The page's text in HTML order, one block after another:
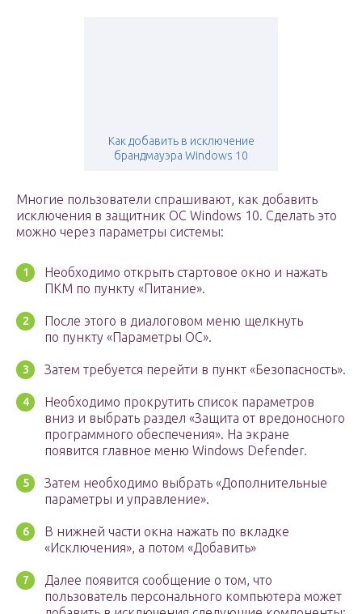
Как добавить в исключение
брандмауэра Windows 10
Многие пользователи спрашивают, как добавить
исключения в защитник ОС Windows 10. Сделать это
можно через параметры системы:
Необходимо открыть стартовое окно и нажать
ПКМ по пункту «Питание».
После этого в диалоговом меню щелкнуть
по пункту «Параметры ОС».
Затем требуется перейти в пункт «Безопасность».
Необходимо прокрутить список параметров
вниз и выбрать раздел «Защита от вредоносного
программного обеспечения». На экране
появится главное меню Windows Defender.
Затем необходимо выбрать «Дополнительные
параметры и управление».
В нижней части окна нажать по вкладке
«Исключения», а потом «Добавить»
Далее появится сообщение о том, что
пользователь персонального компьютера может